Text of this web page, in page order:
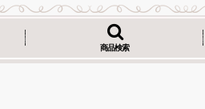
商品検索